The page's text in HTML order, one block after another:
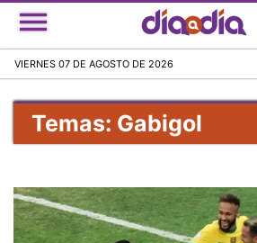
Pasar
al
principal
VIERNES 07 DE AGOSTO DE 2026
Temas: Gabigol